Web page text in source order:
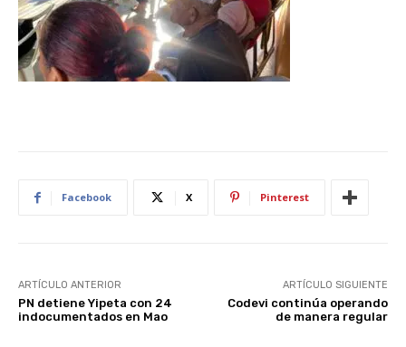
Facebook X Pinterest
ARTÍCULO ANTERIOR
PN detiene Yipeta con 24
indocumentados en Mao
ARTÍCULO SIGUIENTE
Codevi continúa operando
de manera regular